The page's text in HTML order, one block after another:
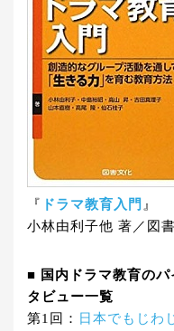
『 ドラマ教育入門 』
小林由利子他 著／図
■ 国内ドラマ教育の
タビュー一覧
第1回：
日本でもじわ